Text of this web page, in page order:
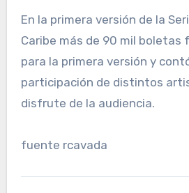
En la primera versión de la
Caribe más de 90 mil boletas
para la primera versión y
participación de distintos
disfrute de la audiencia.
fuente rcavada